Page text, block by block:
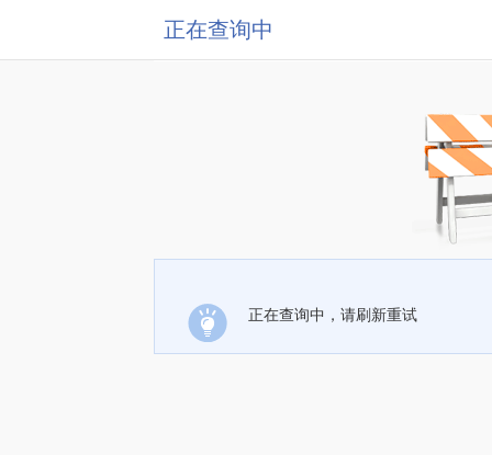
正在查询中
正在查询中，请刷新重试